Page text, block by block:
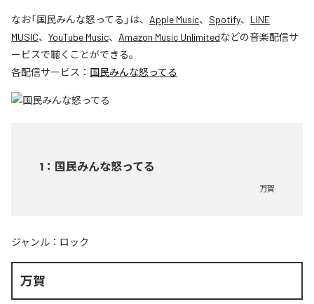
なお「国民みんな怒ってる 」は、 Apple Music、 Spotify、 LINE
MUSIC、 YouTube Music、 Amazon Music Unlimitedなどの音楽配信サ
ービスで聴くことができる。
各配信サービス： 国民みんな怒ってる
1 ： 国民みんな怒ってる
万賀
ジャンル： ロック
万賀